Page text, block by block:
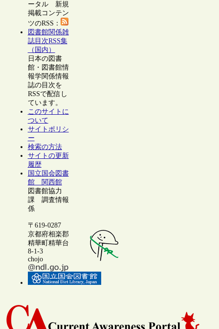
ータル 新規
掲載コンテン
ツのRSS：
図書館関係雑
誌目次RSS集
（国内）
日本の図書
館・図書館情
報学関係情報
誌の目次を
RSSで配信し
ています。
このサイトに
ついて
サイトポリシ
ー
検索の方法
サイトの更新
履歴
国立国会図書
館 関西館
図書館協力
課 調査情報
係
〒619-0287
京都府相楽郡
精華町精華台
8-1-3
chojo